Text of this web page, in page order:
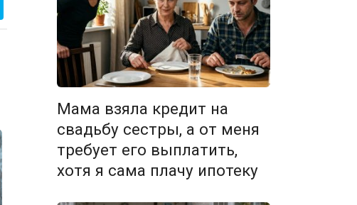
Мама взяла кредит на
свадьбу сестры, а от меня
требует его выплатить,
хотя я сама плачу ипотеку